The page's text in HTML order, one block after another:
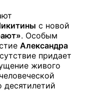
с новой
. Особым
Александра
придает
живого
десятилетий